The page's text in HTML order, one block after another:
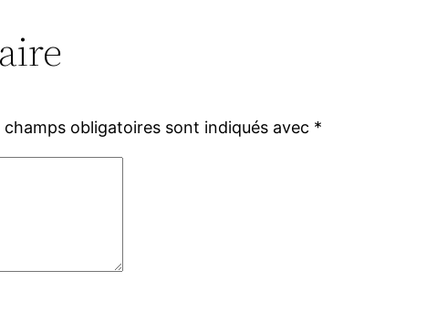
champs obligatoires sont indiqués avec *